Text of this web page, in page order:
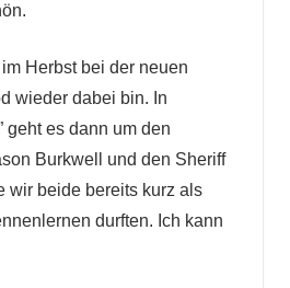
Herbst bei der neuen
wieder dabei bin. In
geht es dann um den
Burkwell und den Sheriff
wir beide bereits kurz als
durften. Ich kann